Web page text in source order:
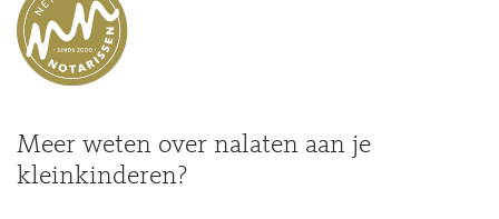
Meer weten over nalaten aan je
kleinkinderen?